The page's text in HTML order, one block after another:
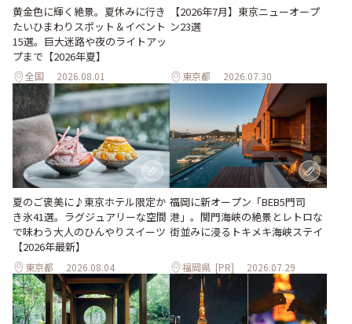
黄金色に輝く絶景。夏休みに行き
たいひまわりスポット＆イベント
15選。巨大迷路や夜のライトアッ
プまで【2026年夏】
全国 2026.08.01
【2026年7月】東京ニューオープ
ン23選
東京都 2026.07.30
夏のご褒美に♪東京ホテル限定か
き氷41選。ラグジュアリーな空間
で味わう大人のひんやりスイーツ
【2026年最新】
東京都 2026.08.04
福岡に新オープン「BEB5門司
港」。関門海峡の絶景とレトロな
街並みに浸るトキメキ海峡ステイ
福岡県 [PR] 2026.07.29